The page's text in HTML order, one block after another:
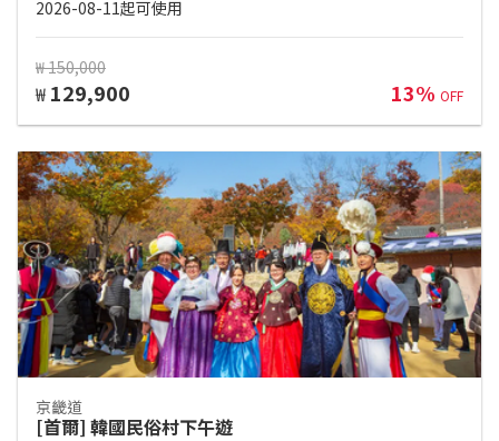
2026-08-11起可使用
₩ 150,000
₩ 129,900 13% OFF
京畿道
[首爾] 韓國民俗村下午遊